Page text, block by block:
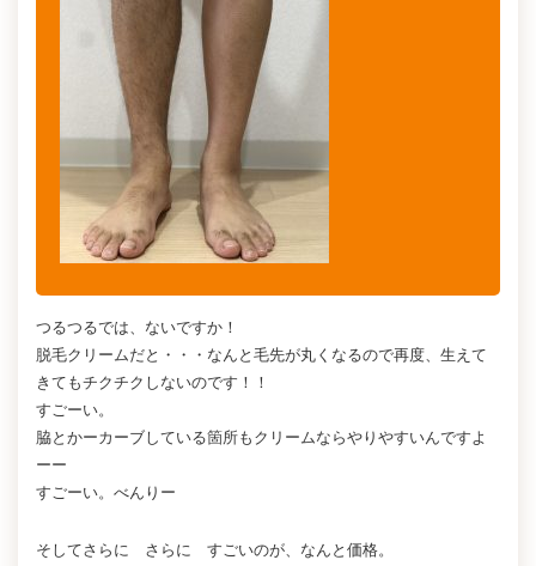
つるつるでは、ないですか！
脱毛クリームだと・・・なんと毛先が丸くなるので再度、生えて
きてもチクチクしないのです！！
すごーい。
脇とかーカーブしている箇所もクリームならやりやすいんですよ
ーー
すごーい。べんりー
そしてさらに さらに すごいのが、なんと価格。